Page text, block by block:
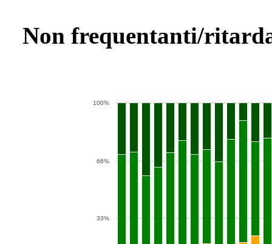
Non frequentanti/
33%
66%
100%